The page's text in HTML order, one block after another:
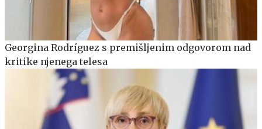
Georgina Rodríguez s premišljenim odgovorom nad
kritike njenega telesa